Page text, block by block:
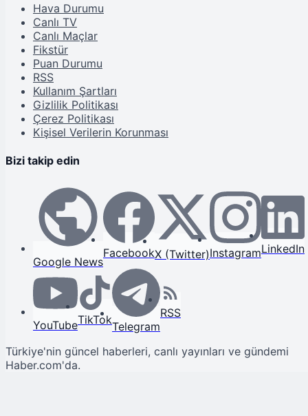
Hava Durumu
Canlı TV
Canlı Maçlar
Fikstür
Puan Durumu
RSS
Kullanım Şartları
Gizlilik Politikası
Çerez Politikası
Kişisel Verilerin Korunması
Bizi takip edin
Google News
FacebookX (Twitter)InstagramLinkedIn
YouTubeTikTokTelegram
RSS
Türkiye'nin güncel haberleri, canlı yayınları ve gündemi
Haber.com'da.